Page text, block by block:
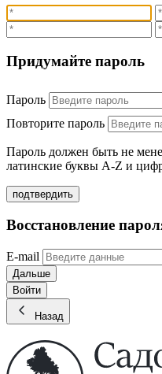
Придумайте пароль
Пароль
Повторите пароль
Пароль должен быть не
латинские буквы A-Z и
подтвердить
Восстановление
E-mail
Дальше
Войти
Назад